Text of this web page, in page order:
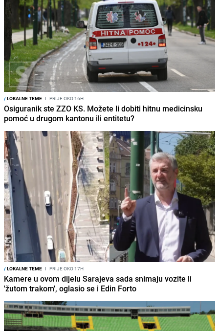
/LOKALNE TEME I PRIJE OKO 16H
Osiguranik ste ZZO KS. Možete li dobiti hitnu medicinsku
pomoć u drugom kantonu ili entitetu?
/LOKALNE TEME I PRIJE OKO 17H
Kamere u ovom dijelu Sarajeva sada snimaju vozite li
'žutom trakom', oglasio se i Edin Forto